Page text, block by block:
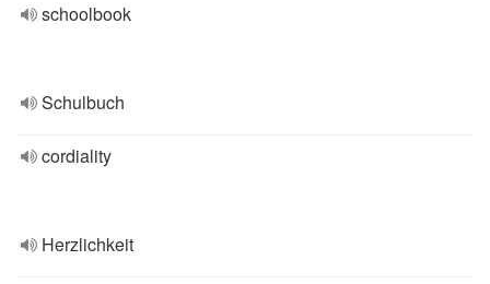
schoolbook
Schulbuch
cordiality
Herzlichkeit